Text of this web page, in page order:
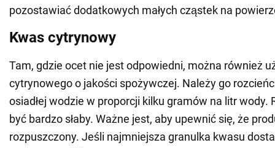
pozostawiać dodatkowych małych cząstek na
Kwas cytrynowy
Tam, gdzie ocet nie jest odpowiedni, można również
cytrynowego o jakości spożywczej. Należy go
osiadłej wodzie w proporcji kilku gramów na litr wody.
być bardzo słaby. Ważne jest, aby upewnić się, że
rozpuszczony. Jeśli najmniejsza granulka kwasu